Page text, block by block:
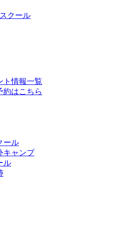
クール
ト情報一覧
約はこちら
ール
キャンプ
ル